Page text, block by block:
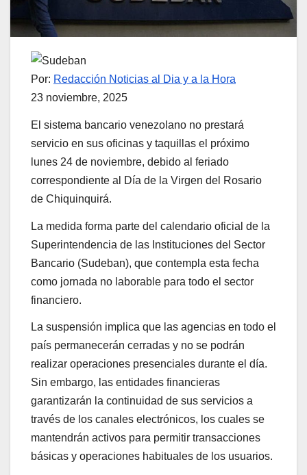
Por: Redacción Noticias al Dia y a la Hora
23 noviembre, 2025
El sistema bancario venezolano no prestará
servicio en sus oficinas y taquillas el próximo
lunes 24 de noviembre, debido al feriado
correspondiente al Día de la Virgen del Rosario
de Chiquinquirá.
La medida forma parte del calendario oficial de la
Superintendencia de las Instituciones del Sector
Bancario (Sudeban), que contempla esta fecha
como jornada no laborable para todo el sector
financiero.
La suspensión implica que las agencias en todo el
país permanecerán cerradas y no se podrán
realizar operaciones presenciales durante el día.
Sin embargo, las entidades financieras
garantizarán la continuidad de sus servicios a
través de los canales electrónicos, los cuales se
mantendrán activos para permitir transacciones
básicas y operaciones habituales de los usuarios.